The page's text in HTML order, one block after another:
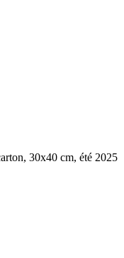
30x40 cm, été 2025